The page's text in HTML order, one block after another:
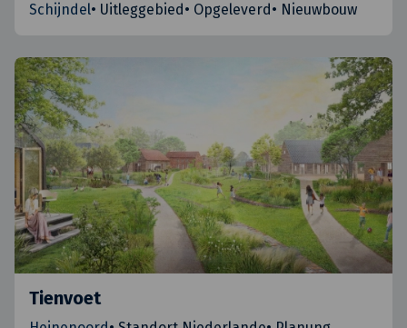
Schijndel• Uitleggebied• Opgeleverd• Nieuwbouw
Tienvoet